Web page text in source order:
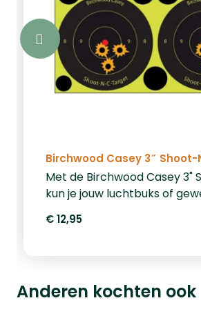
Birchwood Casey 3″ Shoot-
Met de Birchwood Casey 3"
kun je jouw luchtbuks of
schot plaatst op de sticker
manier kun je de richtkijker
€ 12,95
Anderen kochten ook